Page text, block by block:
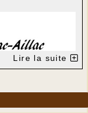
Lire la suite